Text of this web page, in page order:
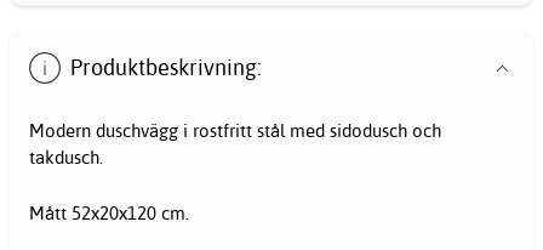
Produktbeskrivning:
Modern duschvägg i rostfritt stål med sidodusch och
takdusch.
Mått 52x20x120 cm.